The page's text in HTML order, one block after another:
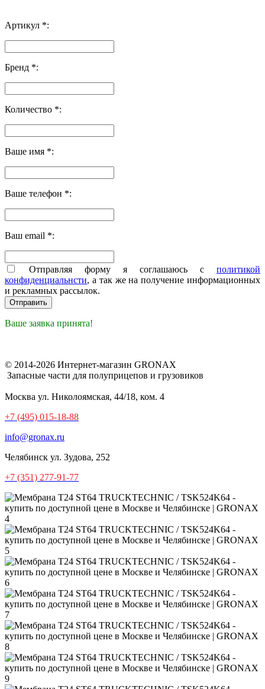
Артикул *:
Бренд *:
Количество *:
Ваше имя *:
Ваше телефон *:
Ваш email *:
Отправляя форму я соглашаюсь с политикой
конфиденциальнсти, а так же на получение информационных
и рекламных рассылок.
Ваше заявка принята!
© 2014-2026 Интернет-магазин GRONAX
Запасные части для полуприцепов и грузовиков
Москва ул. Николоямская, 44/18, ком. 4
+7 (495) 015-18-88
info@gronax.ru
Челябинск ул. Зудова, 252
+7 (351) 277-91-77